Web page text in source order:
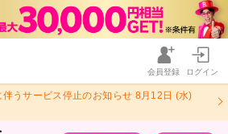
会員登録 ログイン
うサービス停止のお知らせ 8月12日 (水)